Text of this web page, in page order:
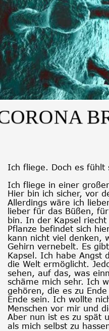
Ich fliege. Doch es fühlt
Ich fliege in einer
Hier bin ich sicher, vor
Allerdings wäre ich
lieber für das Büßen,
bin. In der Kapsel
Pflanze befindet sich
kann nicht viel denken,
Gehirn vernebelt. Es
Kapsel. Ich habe Angst
die Welt ermöglicht.
sehen, auf das, was
schäme mich sehr. Ich
gehören, die es zu
Ende sein. Ich wollte
Menschen vor mir und
Aber nun ist es zu spät
als mich selbst zu